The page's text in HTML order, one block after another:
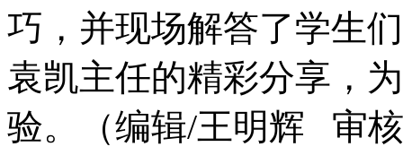
巧，并现场解答了学生
袁凯主任的精彩分享，
验。
（编辑/王明辉 审